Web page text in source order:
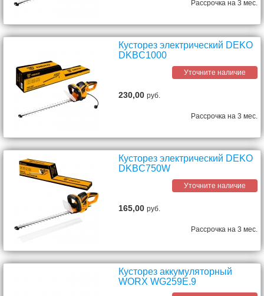
Рассрочка на 3 мес.
Кусторез электрический DEKO
DKBC1000
Уточните наличие
230,00руб.
Рассрочка на 3 мес.
Кусторез электрический DEKO
DKBC750W
Уточните наличие
165,00руб.
Рассрочка на 3 мес.
Кусторез аккумуляторный
WORX WG259E.9